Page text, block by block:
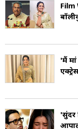
Film
'मैं मां
'सुंदर